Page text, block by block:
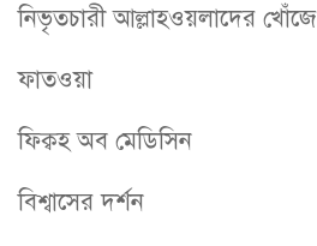
নিভৃতচারী আল্লাহওয়লাদের খোঁজে
ফাতওয়া
ফিক্বহ অব মেডিসিন
বিশ্বাসের দর্শন